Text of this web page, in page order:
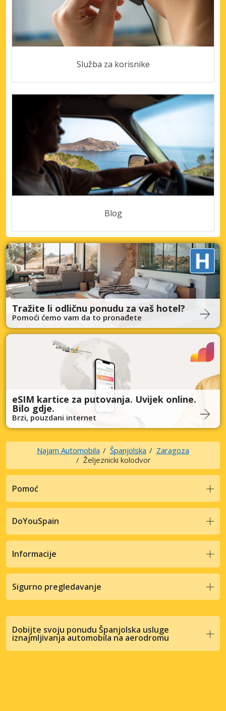
Služba za korisnike
Blog
Tražite li odličnu ponudu za vaš hotel?
Pomoći ćemo vam da to pronađete
eSIM kartice za putovanja. Uvijek online.
Bilo gdje.
Brzi, pouzdani internet
Najam Automobila Španjolska
Zaragoza
Željeznicki kolodvor
Pomoć
DoYouSpain
Informacije
Sigurno pregledavanje
Dobijte svoju ponudu Španjolska usluge
iznajmljivanja automobila na aerodromu